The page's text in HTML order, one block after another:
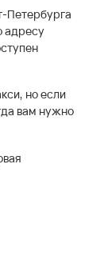
Петербурга
адресу
но если
вам нужно